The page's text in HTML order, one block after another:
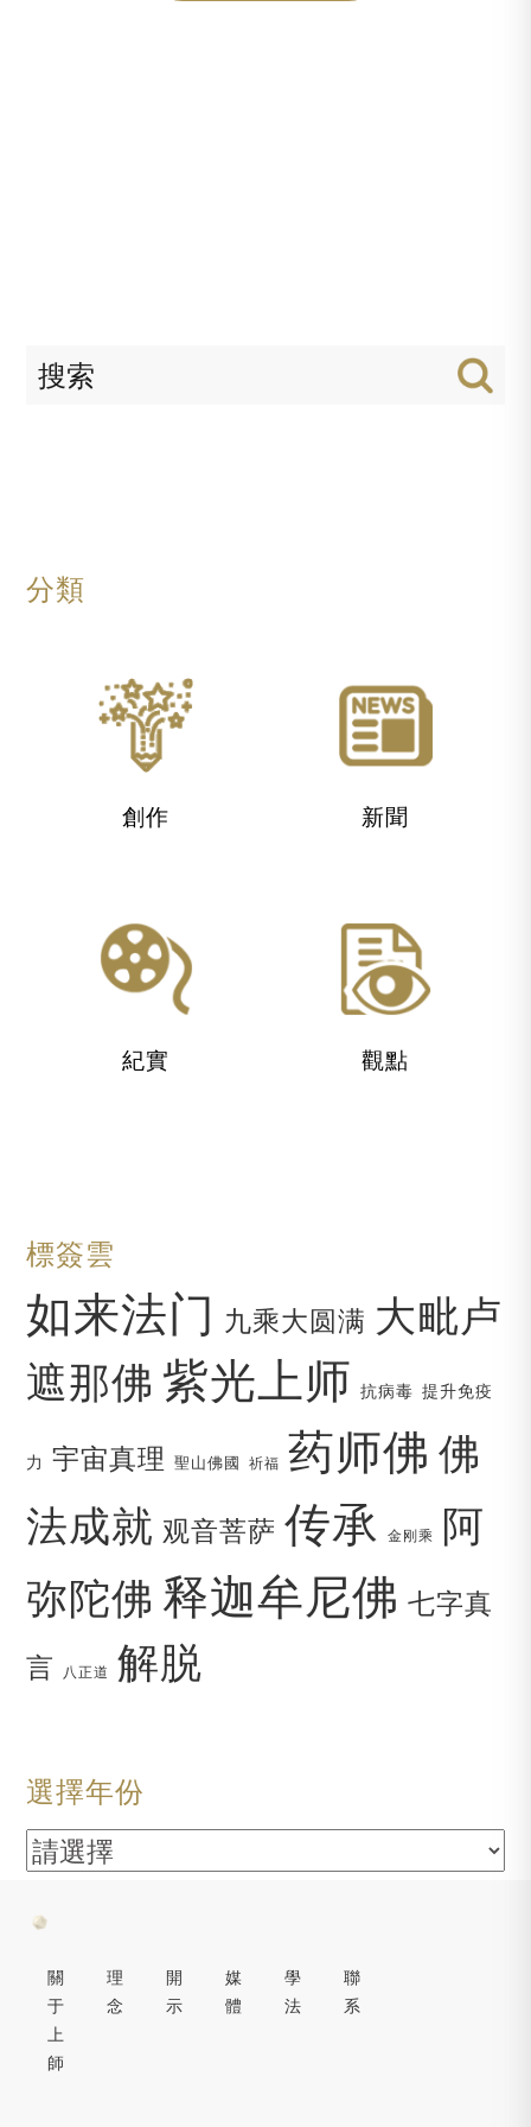
分類
創作 新聞
紀實 觀點
標簽雲
如来法门 九乘大圆满 大毗卢
遮那佛 紫光上师 抗病毒 提升免疫
力 宇宙真理 聖山佛國 祈福 药师佛 佛
法成就 观音菩萨 传承 金刚乘
阿
弥陀佛 释迦牟尼佛 七字真
言 八正道 解脱
選擇年份
關
于
上
師
理
念
開
示
媒
體
學
法
聯
系